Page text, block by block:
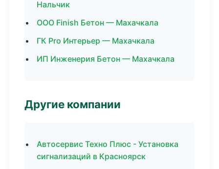
Нальчик
ООО Finish Бетон — Махачкала
ГК Pro Интерьер — Махачкала
ИП Инженерия Бетон — Махачкала
Другие компании
Автосервис Техно Плюс - Установка
сигнализаций в Красноярск